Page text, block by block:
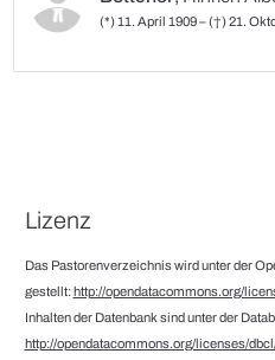
(*) 11. April 1909 – (†) 21.
Lizenz
Das Pastorenverzeichnis wird unter der
gestellt:http://opendatacommons.org/
Inhalten der Datenbank sind unter der
http://opendatacommons.org/licenses/